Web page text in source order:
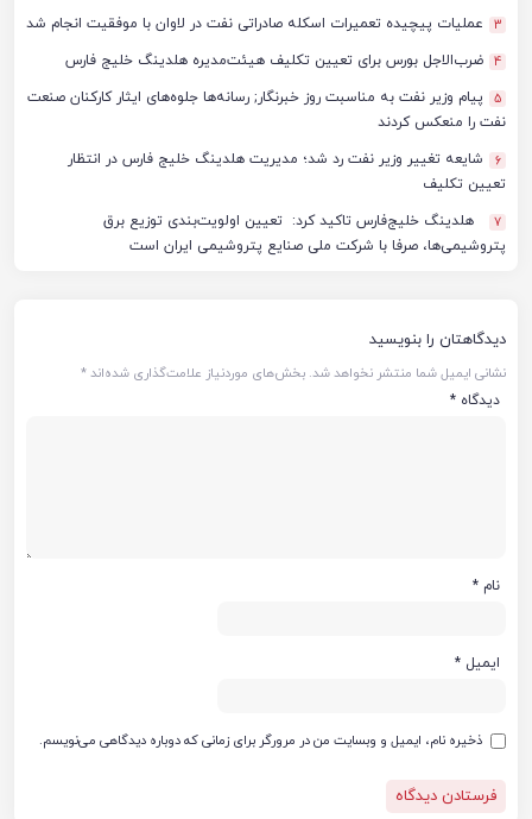
3 عملیات پیچیده تعمیرات اسکله صادراتی نفت در لاوان با موفقیت انجام شد
4 ضرب‌الاجل بورس برای تعیین تکلیف هیئت‌مدیره هلدینگ خلیج فارس
5
پیام وزیر نفت به مناسبت روز خبرنگار; رسانه‌ها جلوه‌های ایثار کارکنان صنعت
نفت را منعکس کردند
6
شایعه تغییر وزیر نفت رد شد؛ مدیریت هلدینگ خلیج فارس در انتظار
تعیین تکلیف
7
هلدینگ خلیج‌فارس تاکید کرد: تعیین اولویت‌بندی توزیع برق
پتروشیمی‌ها، صرفا با شرکت ملی صنایع پتروشیمی ایران است
دیدگاهتان را بنویسید
نشانی ایمیل شما منتشر نخواهد شد. بخش‌های موردنیاز علامت‌گذاری شده‌اند*
دیدگاه *
نام *
ایمیل *
ذخیره نام، ایمیل و وبسایت من در مرورگر برای زمانی که دوباره دیدگاهی می‌نویسم.